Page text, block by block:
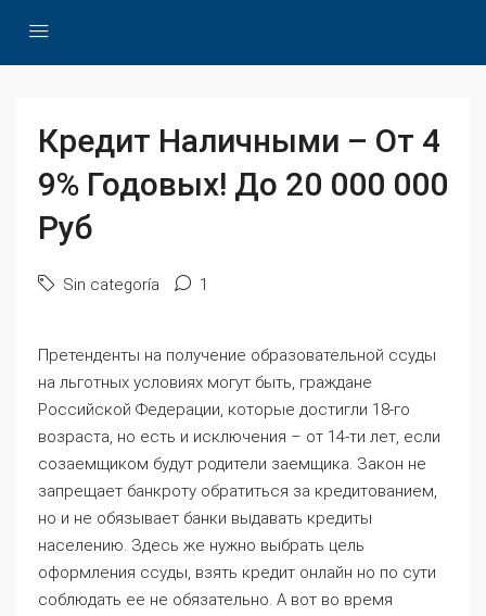
Кредит Наличными – От 4
9% Годовых! До 20 000 000
Руб
Sin categoría 1
Претенденты на получение образовательной ссуды
на льготных условиях могут быть, граждане
Российской Федерации, которые достигли 18-го
возраста, но есть и исключения – от 14-ти лет, если
созаемщиком будут родители заемщика. Закон не
запрещает банкроту обратиться за кредитованием,
но и не обязывает банки выдавать кредиты
населению. Здесь же нужно выбрать цель
оформления ссуды, взять кредит онлайн но по сути
соблюдать ее не обязательно. А вот во время